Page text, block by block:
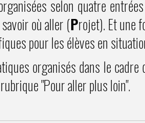
selon quatre
où aller (Projet). Et une
pour les élèves en
organisés dans le
"Pour aller plus loin".